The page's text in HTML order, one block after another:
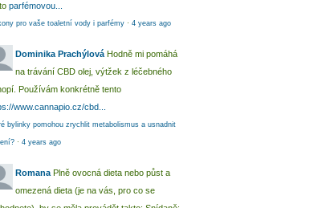
parfémovou...
pro vaše toaletní vody i parfémy · 4 years ago
Dominika Prachýlová Hodně mi pomáhá
na trávání CBD olej, výtžek z léčebného
Používám konkrétně tento
www.cannapio.cz/cbd...
bylinky pomohou zrychlit metabolismus a usnadnit
· 4 years ago
Romana Plně ovocná dieta nebo půst a
omezená dieta (je na vás, pro co se